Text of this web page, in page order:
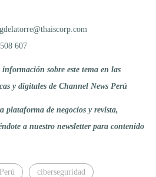
607
sobre este tema en las
y digitales de Channel News Perú
plataforma de negocios y revista,
a nuestro newsletter para contenido
ciberseguridad